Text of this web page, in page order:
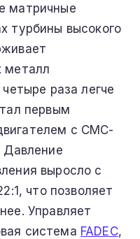
матричные
турбины высокого
металл
раза легче
первым
с CMC-
Давление
выросло с
что позволяет
Управляет
система FADEC,